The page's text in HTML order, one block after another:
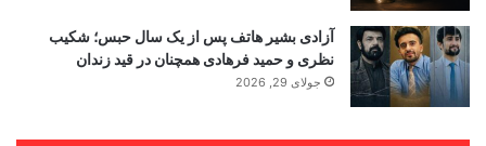
آزادی بشیر هاتف پس از یک سال حبس؛ شکیب
نظری و حمید فرهادی همچنان در قید زندان
جولای 29, 2026